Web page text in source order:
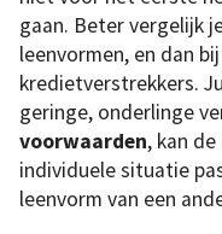
gaan. Beter vergelijk
leenvormen, en dan
kredietverstrekkers.
geringe, onderlinge
voorwaarden, kan
individuele situatie
leenvorm van een